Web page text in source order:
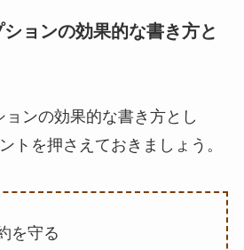
ョンの効果的な書き方と
ンの効果的な書き方とし
トを押さえておきましょう。
を守る